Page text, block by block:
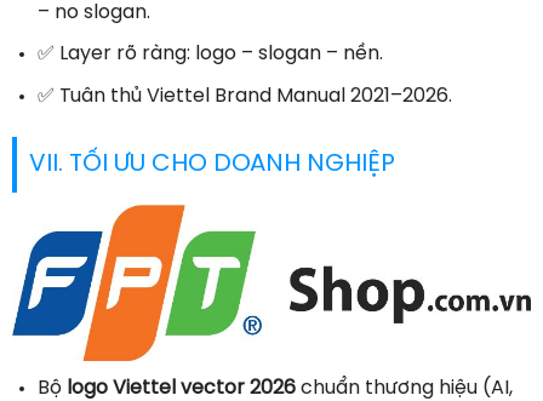
– no slogan.
✅ Layer rõ ràng: logo – slogan – nền.
✅ Tuân thủ Viettel Brand Manual 2021–2026.
VII. TỐI ƯU CHO DOANH NGHIỆP
Bộ logo Viettel vector 2026chuẩn thương hiệu (AI,